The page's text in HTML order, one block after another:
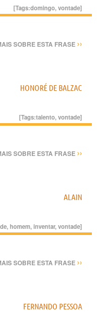
[Tags:domingo,vontade]
SOBRE ESTA FRASE ››
HONORÉ DE BALZAC
[Tags:talento,vontade]
SOBRE ESTA FRASE ››
ALAIN
,homem,inventar,vontade]
SOBRE ESTA FRASE ››
FERNANDO PESSOA